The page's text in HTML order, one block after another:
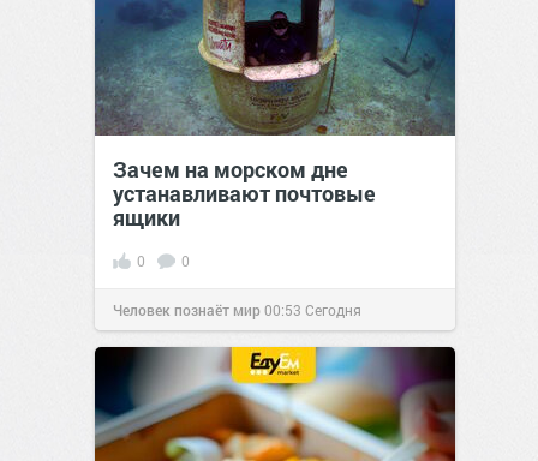
Зачем на морском дне
устанавливают почтовые
ящики
0 0
Человек познаёт мир00:53 Сегодня